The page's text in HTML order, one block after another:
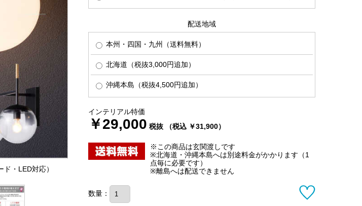
・LED対応）
配送地域
本州・四国・九州（送料無料）
北海道（税抜3,000円追加）
沖縄本島（税抜4,500円追加）
インテリアル特価
￥29,000 税抜 （税込 ￥31,900）
※この商品は玄関渡しです
※北海道・沖縄本島へは別途料金がかかります（1
点毎に必要です）
※離島へは配送できません
数量：